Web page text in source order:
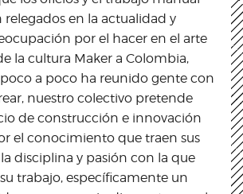
relegados en la actualidad y
por el hacer en el arte
la cultura Maker a Colombia,
a poco ha reunido gente con
nuestro colectivo pretende
de construcción e innovación
el conocimiento que traen sus
disciplina y pasión con la que
trabajo, específicamente un